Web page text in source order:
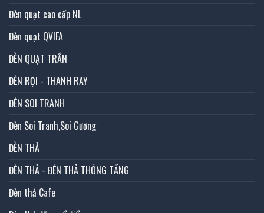
Đèn quạt cao cấp NL
Đèn quạt QVIFA
ĐÈN QUẠT TRẦN
ĐÈN RỌI - THANH RAY
ĐÈN SOI TRANH
Đèn Soi Tranh,Soi Gương
ĐÈN THẢ
ĐÈN THẢ - ĐÈN THẢ THÔNG TẦNG
Đèn thả Cafe